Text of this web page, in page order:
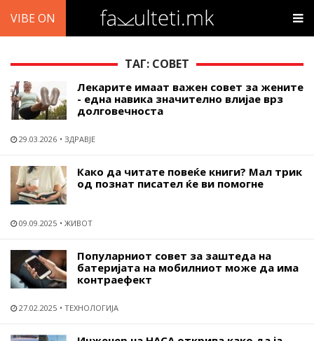
VIBE ON
ТАГ: СОВЕТ
Лекарите имаат важен совет за жените
- една навика значително влијае врз
долговечноста
29.03.2026 ЗДРАВЈЕ
Како да читате повеќе книги? Мал трик
од познат писател ќе ви помогне
09.09.2025 ЖИВОТ
Популарниот совет за заштеда на
батеријата на мобилниот може да има
контраефект
27.02.2025 ТЕХНОЛОГИЈА